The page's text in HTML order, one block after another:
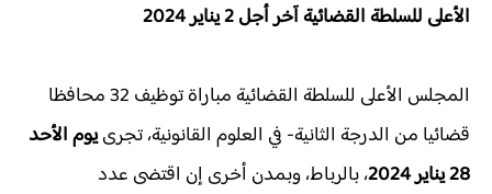
الأعلى للسلطة القضائية آخر أجل 2 يناير 2024
المجلس الأعلى للسلطة القضائية مباراة توظيف 32 محافظا
قضائيا من الدرجة الثانية- في العلوم القانونية، تجرىيوم الأحد
28 يناير 2024
، بالرباط، وبمدن أخرى إن اقتضى عدد